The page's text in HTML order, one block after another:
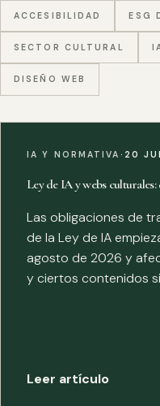
ACCESIBILIDAD ESG
SECTOR CULTURAL
DISEÑO WEB
IA Y NORMATIVA · 20
Ley de IA y webs
Las obligaciones de
de la Ley de IA
agosto de 2026 y
y ciertos contenidos
Leer artículo